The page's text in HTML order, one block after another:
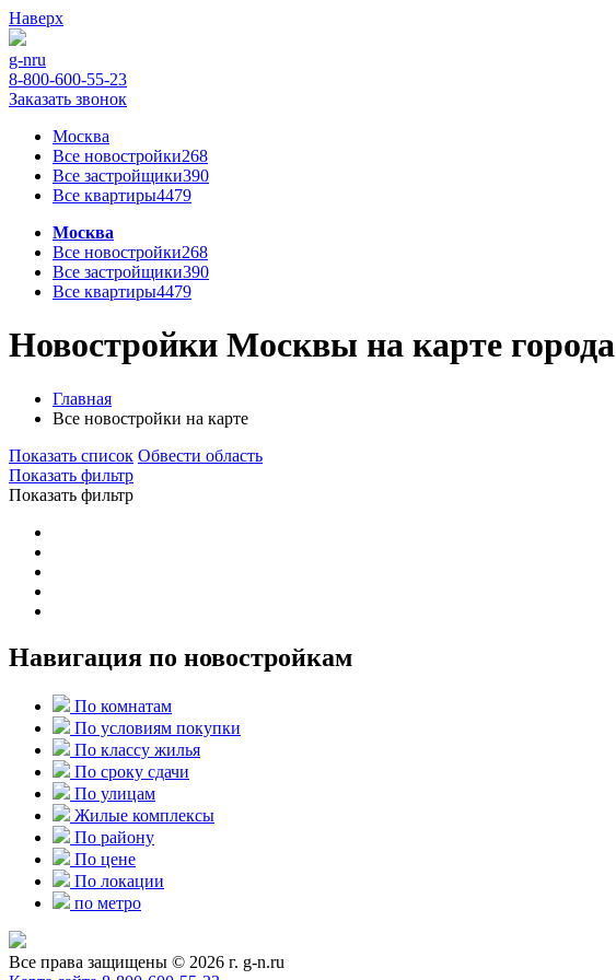
Наверх
g-nru
8-800-600-55-23
Заказать звонок
Москва
Все новостройки268
Все застройщики390
Все квартиры4479
Москва
Все новостройки268
Все застройщики390
Все квартиры4479
Новостройки Москвы на карте города
Главная
Все новостройки на карте
Показать список Обвести область
Показать фильтр
Показать фильтр
Навигация по новостройкам
По комнатам
По условиям покупки
По классу жилья
По сроку сдачи
По улицам
Жилые комплексы
По району
По цене
По локации
по метро
Все права защищены © 2026 г. g-n.ru